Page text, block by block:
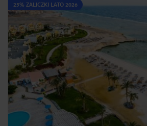
25% ZALICZKI LATO 2026